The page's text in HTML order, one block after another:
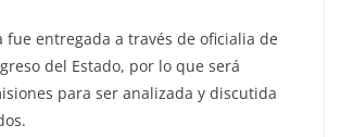
fue entregada a través de oficialia de
del Estado, por lo que será
para ser analizada y discutida